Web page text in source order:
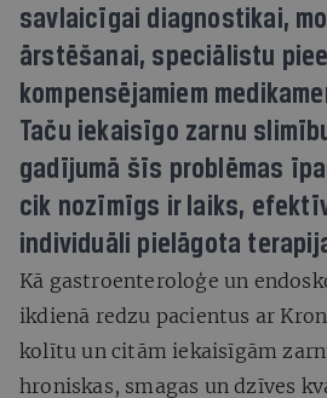
savlaicīgai diagnostikai,
ārstēšanai, speciālistu
kompensējamiem
Taču iekaisīgo zarnu
gadījumā šīs problēmas
cik nozīmīgs ir laiks,
individuāli pielāgota
Kā gastroenteroloģe un
ikdienā redzu pacientus ar
kolītu un citām iekaisīgām
hroniskas, smagas un dzīves